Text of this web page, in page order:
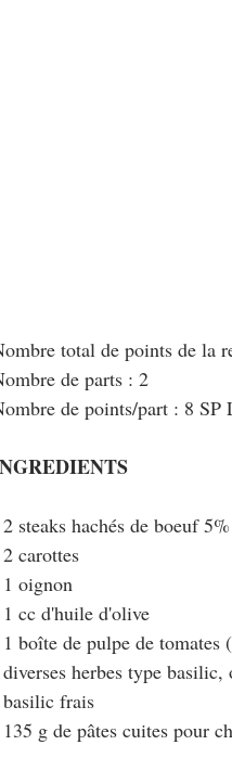
Entrées de fête ou
total de points de la
de parts : 2
de points/part : 8 SP
steaks hachés de boeuf
carottes
oignon
cc d'huile d'olive
boîte de pulpe de tomates
herbes type
frais
g de pâtes cuites pour